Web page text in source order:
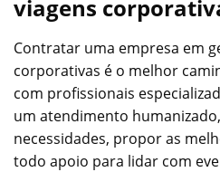
viagens
Contratar uma empresa em
corporativas é o melhor
com profissionais
um atendimento
necessidades, propor as
todo apoio para lidar com